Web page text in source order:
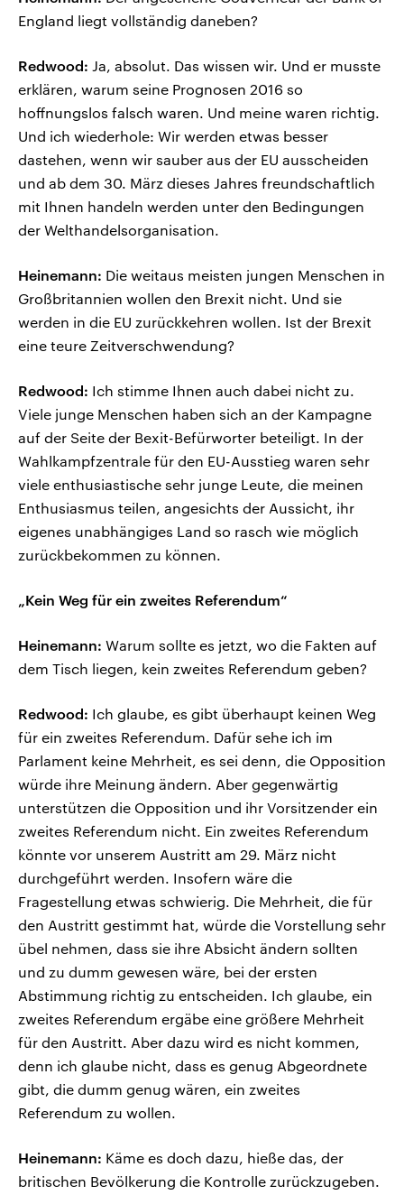
England liegt vollständig daneben?
Redwood: Ja, absolut. Das wissen wir. Und er musste
erklären, warum seine Prognosen 2016 so
hoffnungslos falsch waren. Und meine waren richtig.
Und ich wiederhole: Wir werden etwas besser
dastehen, wenn wir sauber aus der EU ausscheiden
und ab dem 30. März dieses Jahres freundschaftlich
mit Ihnen handeln werden unter den Bedingungen
der Welthandelsorganisation.
Heinemann: Die weitaus meisten jungen Menschen in
Großbritannien wollen den Brexit nicht. Und sie
werden in die EU zurückkehren wollen. Ist der Brexit
eine teure Zeitverschwendung?
Redwood: Ich stimme Ihnen auch dabei nicht zu.
Viele junge Menschen haben sich an der Kampagne
auf der Seite der Bexit-Befürworter beteiligt. In der
Wahlkampfzentrale für den EU-Ausstieg waren sehr
viele enthusiastische sehr junge Leute, die meinen
Enthusiasmus teilen, angesichts der Aussicht, ihr
eigenes unabhängiges Land so rasch wie möglich
zurückbekommen zu können.
„Kein Weg für ein zweites Referendum“
Heinemann: Warum sollte es jetzt, wo die Fakten auf
dem Tisch liegen, kein zweites Referendum geben?
Redwood: Ich glaube, es gibt überhaupt keinen Weg
für ein zweites Referendum. Dafür sehe ich im
Parlament keine Mehrheit, es sei denn, die Opposition
würde ihre Meinung ändern. Aber gegenwärtig
unterstützen die Opposition und ihr Vorsitzender ein
zweites Referendum nicht. Ein zweites Referendum
könnte vor unserem Austritt am 29. März nicht
durchgeführt werden. Insofern wäre die
Fragestellung etwas schwierig. Die Mehrheit, die für
den Austritt gestimmt hat, würde die Vorstellung sehr
übel nehmen, dass sie ihre Absicht ändern sollten
und zu dumm gewesen wäre, bei der ersten
Abstimmung richtig zu entscheiden. Ich glaube, ein
zweites Referendum ergäbe eine größere Mehrheit
für den Austritt. Aber dazu wird es nicht kommen,
denn ich glaube nicht, dass es genug Abgeordnete
gibt, die dumm genug wären, ein zweites
Referendum zu wollen.
Heinemann: Käme es doch dazu, hieße das, der
britischen Bevölkerung die Kontrolle zurückzugeben.